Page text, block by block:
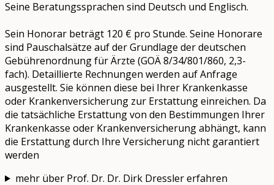
Seine Beratungssprachen sind Deutsch und Englisch.
Sein Honorar beträgt 120 € pro Stunde. Seine Honorare
sind Pauschalsätze auf der Grundlage der deutschen
Gebührenordnung für Ärzte (GOÄ 8/34/801/860, 2,3-
fach). Detaillierte Rechnungen werden auf Anfrage
ausgestellt. Sie können diese bei Ihrer Krankenkasse
oder Krankenversicherung zur Erstattung einreichen. Da
die tatsächliche Erstattung von den Bestimmungen Ihrer
Krankenkasse oder Krankenversicherung abhängt, kann
die Erstattung durch Ihre Versicherung nicht garantiert
werden
mehr über Prof. Dr. Dr. Dirk Dressler erfahren